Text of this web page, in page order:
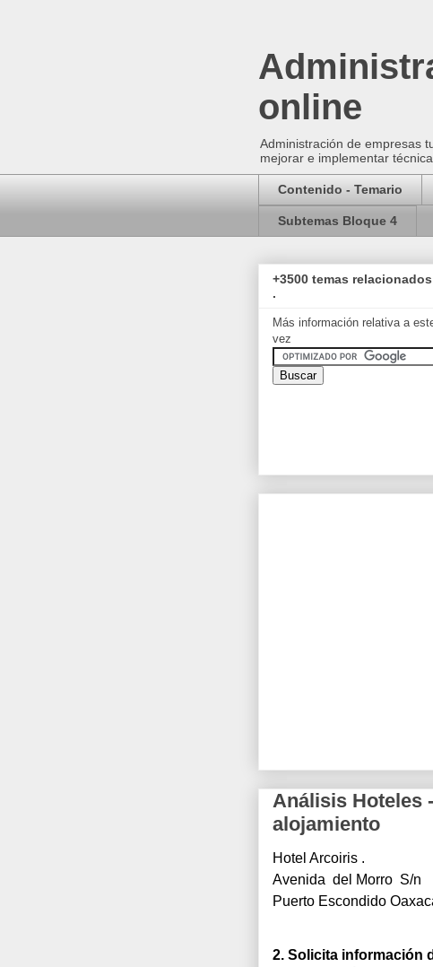
online
Administración de empresas
mejorar e implementar
Contenido - Temario
Subtemas Bloque 4
+3500 temas
.
Más información relativa a
vez
Análisis Hoteles
alojamiento
Hotel Arcoiris .
Avenida  del Morro  S/n
Puerto Escondido
2. Solicita información